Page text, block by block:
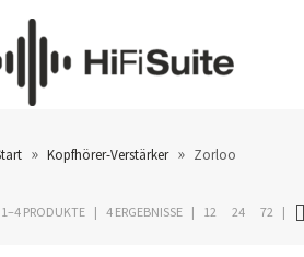
» Kopfhörer-Verstärker » Zorloo
1–4 PRODUKTE 4 ERGEBNISSE 12 24 72